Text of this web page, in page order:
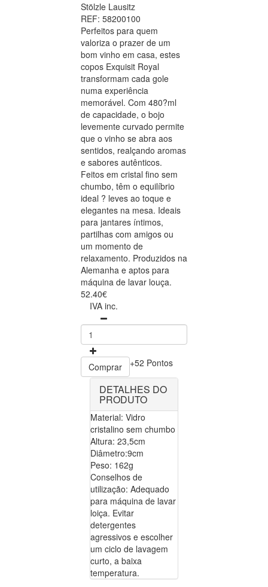
Stölzle Lausitz
REF: 58200100
Perfeitos para quem
valoriza o prazer de um
bom vinho em casa, estes
copos Exquisit Royal
transformam cada gole
numa experiência
memorável. Com 480?ml
de capacidade, o bojo
levemente curvado permite
que o vinho se abra aos
sentidos, realçando aromas
e sabores autênticos.
Feitos em cristal fino sem
chumbo, têm o equilíbrio
ideal ? leves ao toque e
elegantes na mesa. Ideais
para jantares íntimos,
partilhas com amigos ou
um momento de
relaxamento. Produzidos na
Alemanha e aptos para
máquina de lavar louça.
52.40€
IVA inc.
Comprar +52 Pontos
DETALHES DO
PRODUTO
Material: Vidro
cristalino sem chumbo
Altura: 23,5cm
Diâmetro:9cm
Peso: 162g
Conselhos de
utilização: Adequado
para máquina de lavar
loiça. Evitar
detergentes
agressivos e escolher
um ciclo de lavagem
curto, a baixa
temperatura.